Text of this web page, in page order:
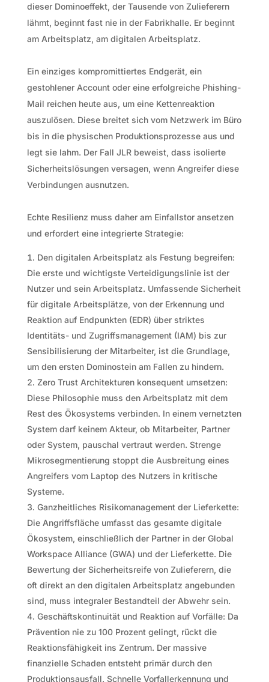
dieser Dominoeffekt, der Tausende von Zulieferern
lähmt, beginnt fast nie in der Fabrikhalle. Er beginnt
am Arbeitsplatz, am digitalen Arbeitsplatz.
Ein einziges kompromittiertes Endgerät, ein
gestohlener Account oder eine erfolgreiche Phishing-
Mail reichen heute aus, um eine Kettenreaktion
auszulösen. Diese breitet sich vom Netzwerk im Büro
bis in die physischen Produktionsprozesse aus und
legt sie lahm. Der Fall JLR beweist, dass isolierte
Sicherheitslösungen versagen, wenn Angreifer diese
Verbindungen ausnutzen.
Echte Resilienz muss daher am Einfallstor ansetzen
und erfordert eine integrierte Strategie:
Den digitalen Arbeitsplatz als Festung begreifen:
Die erste und wichtigste Verteidigungslinie ist der
Nutzer und sein Arbeitsplatz. Umfassende Sicherheit
für digitale Arbeitsplätze, von der Erkennung und
Reaktion auf Endpunkten (EDR) über striktes
Identitäts- und Zugriffsmanagement (IAM) bis zur
Sensibilisierung der Mitarbeiter, ist die Grundlage,
um den ersten Dominostein am Fallen zu hindern.
Zero Trust Architekturen konsequent umsetzen:
Diese Philosophie muss den Arbeitsplatz mit dem
Rest des Ökosystems verbinden. In einem vernetzten
System darf keinem Akteur, ob Mitarbeiter, Partner
oder System, pauschal vertraut werden. Strenge
Mikrosegmentierung stoppt die Ausbreitung eines
Angreifers vom Laptop des Nutzers in kritische
Systeme.
Ganzheitliches Risikomanagement der Lieferkette:
Die Angriffsfläche umfasst das gesamte digitale
Ökosystem, einschließlich der Partner in der Global
Workspace Alliance (GWA) und der Lieferkette. Die
Bewertung der Sicherheitsreife von Zulieferern, die
oft direkt an den digitalen Arbeitsplatz angebunden
sind, muss integraler Bestandteil der Abwehr sein.
Geschäftskontinuität und Reaktion auf Vorfälle: Da
Prävention nie zu 100 Prozent gelingt, rückt die
Reaktionsfähigkeit ins Zentrum. Der massive
finanzielle Schaden entsteht primär durch den
Produktionsausfall. Schnelle Vorfallerkennung und